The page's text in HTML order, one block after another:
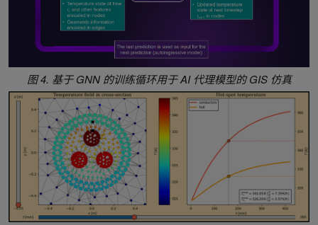
图 4. 基于 GNN 的训练循环用于 AI 代理模型的 GIS 仿真